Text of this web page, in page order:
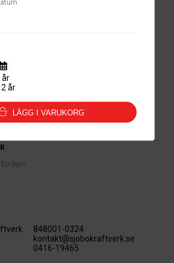
barn...
år
år
LÄGG I VARUKORG
848001-0324
kontakt@sjobokraftverk.se
0416-19465